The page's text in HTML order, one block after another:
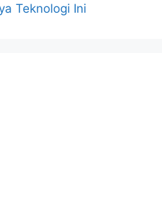
Teknologi Ini